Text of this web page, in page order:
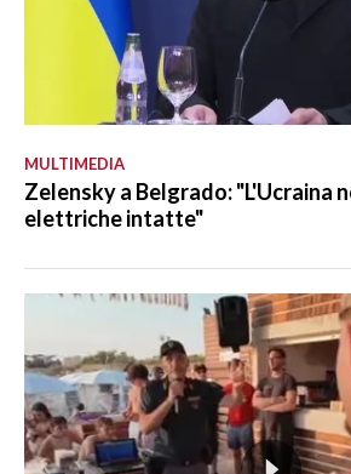
MULTIMEDIA
Zelensky a Belgrado: "L'Ucraina
elettriche intatte"